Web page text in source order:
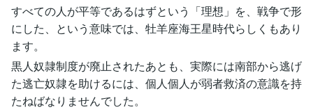
すべての人が平等であるはずという「理想」を、戦争で形
にした、という意味では、牡羊座海王星時代らしくもあり
ます。
黒人奴隷制度が廃止されたあとも、実際には南部から逃げ
た逃亡奴隷を助けるには、個人個人が弱者救済の意識を持
たねばなりませんでした。